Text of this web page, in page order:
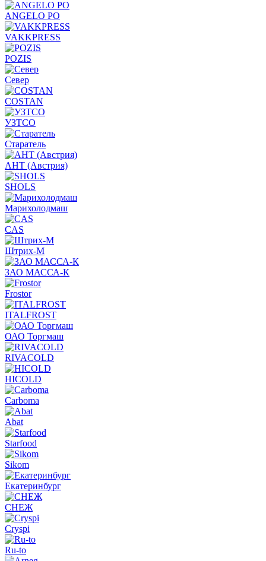
ANGELO PO
VAKKPRESS
POZIS
Север
COSTAN
УЗТСО
Старатель
АНТ (Австрия)
SHOLS
Марихолодмаш
CAS
Штрих-М
ЗАО МАССА-К
Frostor
ITALFROST
ОАО Торгмаш
RIVACOLD
HICOLD
Carboma
Abat
Starfood
Sikom
Екатеринбург
СНЕЖ
Cryspi
Ru-to